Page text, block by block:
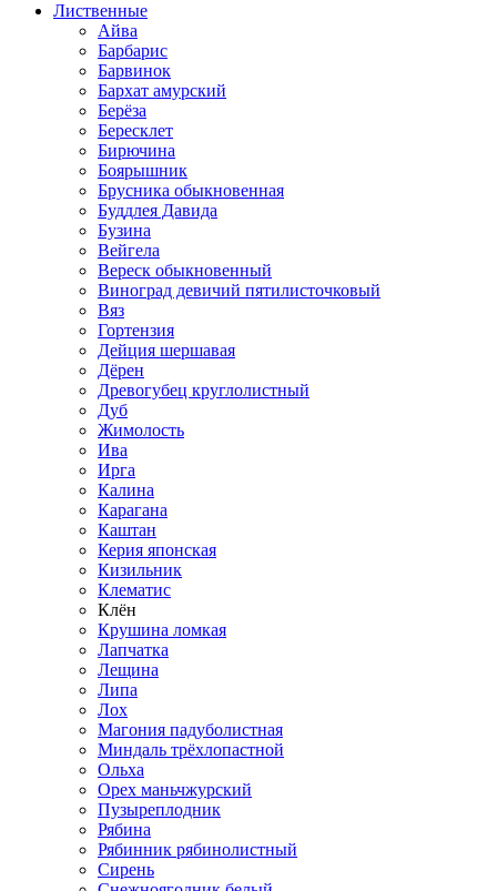
Лиственные
Айва
Барбарис
Барвинок
Бархат амурский
Берёза
Бересклет
Бирючина
Боярышник
Брусника обыкновенная
Буддлея Давида
Бузина
Вейгела
Вереск обыкновенный
Виноград девичий пятилисточковый
Вяз
Гортензия
Дейция шершавая
Дёрен
Древогубец круглолистный
Дуб
Жимолость
Ива
Ирга
Калина
Карагана
Каштан
Керия японская
Кизильник
Клематис
Клён
Крушина ломкая
Лапчатка
Лещина
Липа
Лох
Магония падуболистная
Миндаль трёхлопастной
Ольха
Орех маньчжурский
Пузыреплодник
Рябина
Рябинник рябинолистный
Сирень